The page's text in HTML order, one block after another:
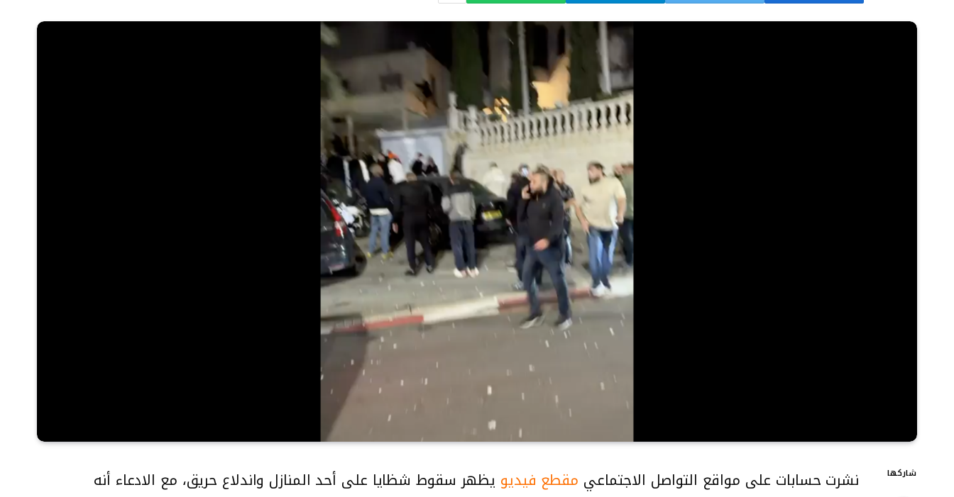
شاركها نشرت حسابات على مواقع التواصل الاجتماعي مقطع فيديو يظهر سقوط شظايا على أحد المنازل واندلاع حريق، مع الادعاء أنه